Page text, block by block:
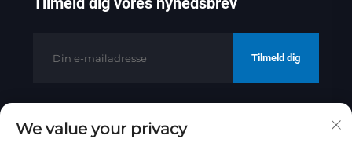
Tilmeld dig
Copyright © 2025 af Jinan Golden
We value your privacy